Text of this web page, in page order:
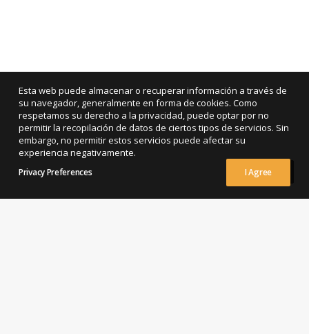
Esta web puede almacenar o recuperar información a través de
su navegador, generalmente en forma de cookies. Como
respetamos su derecho a la privacidad, puede optar por no
permitir la recopilación de datos de ciertos tipos de servicios. Sin
embargo, no permitir estos servicios puede afectar su
experiencia negativamente.
Privacy Preferences I Agree